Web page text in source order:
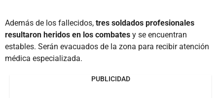
Además de los fallecidos, tres soldados profesionales
resultaron heridos en los combates y se encuentran
estables. Serán evacuados de la zona para recibir atención
médica especializada.
PUBLICIDAD